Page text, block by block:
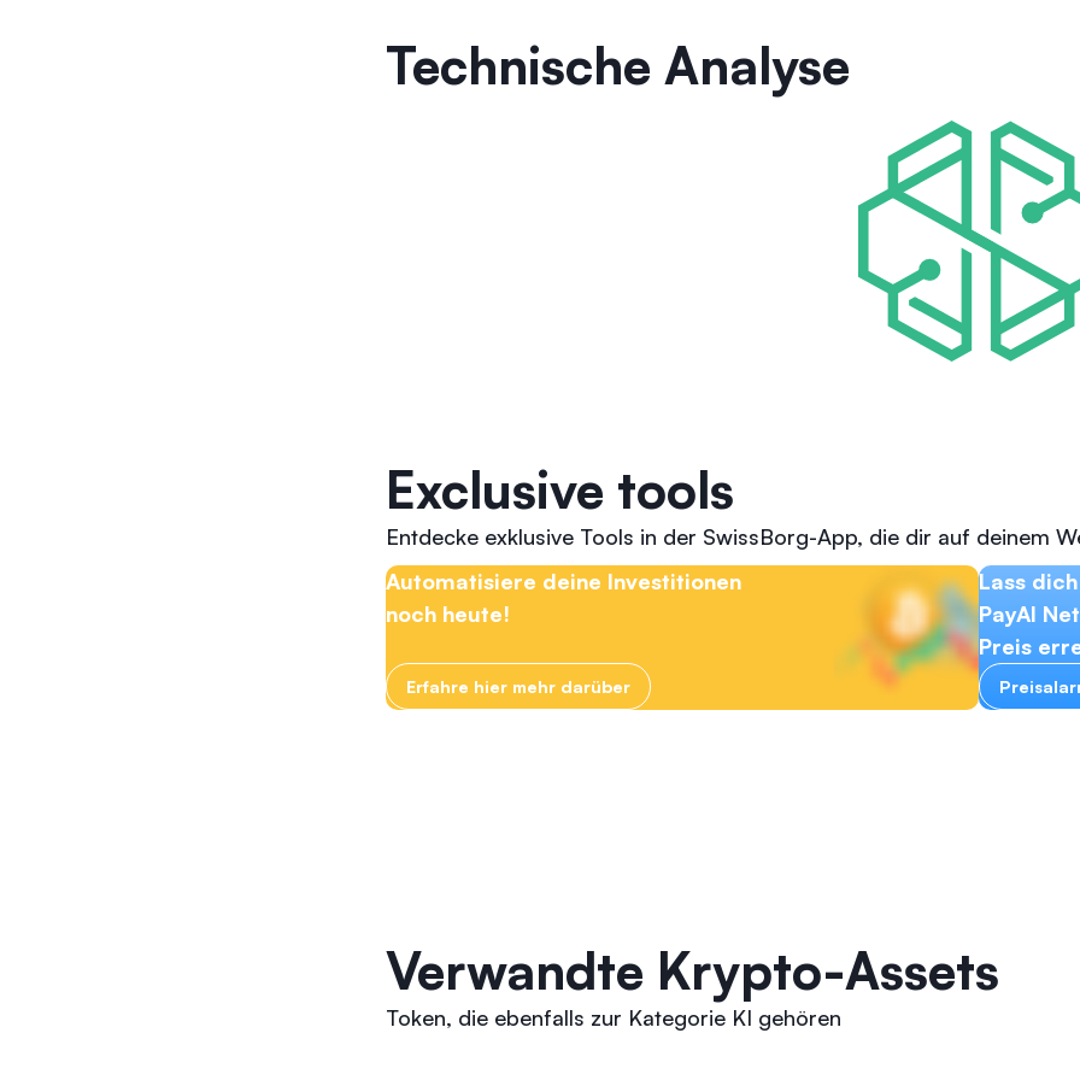
Technische Analyse
Exclusive tools
Entdecke exklusive Tools in der SwissBorg-App, die dir auf deinem
Automatisiere deine Investitionen
noch heute!
Erfahre hier mehr darüber
Lass
PayAI
Preis
Verwandte Krypto-Assets
Token, die ebenfalls zur Kategorie KI gehören